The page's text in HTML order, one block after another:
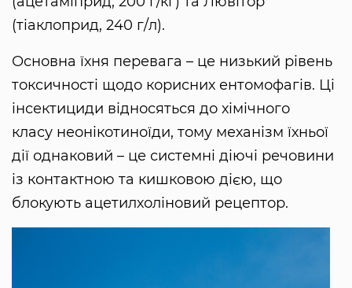
(тіаклоприд, 240 г/л).
Основна їхня перевага – це низький рівень
токсичності щодо корисних ентомофагів. Ці
інсектициди відносяться до хімічного
класу неонікотиноїди, тому механізм їхньої
дії однаковий – це системні діючі речовини
із контактною та кишковою дією, що
блокують ацетилхоліновий рецептор.